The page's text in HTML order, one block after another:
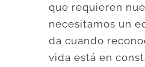
que requieren
necesitamos un
da cuando
vida está en